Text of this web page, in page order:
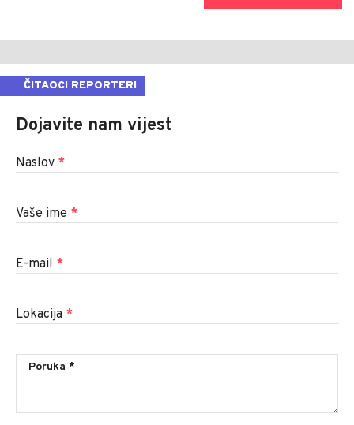
ČITAOCI REPORTERI
Dojavite nam vijest
Naslov *
Vaše ime *
E-mail *
Lokacija *